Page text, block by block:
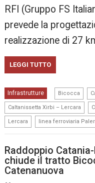
RFI (Gruppo FS
prevede la
realizzazione di 27
LEGGI TUTTO
Infrastrutture Bicocca
Caltanissetta Xirbi – Lercara
Lercara linea ferroviaria
Raddoppio
chiude il tratto
Catenanuova